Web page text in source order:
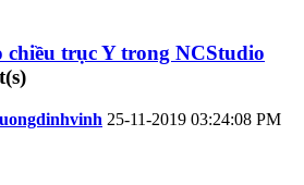
chiều trục Y trong NCStudio
25-11-2019 03:24:08 PM